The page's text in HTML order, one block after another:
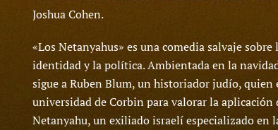
Joshua Cohen.
«Los Netanyahus» es una comedia salvaje
identidad y la política. Ambientada en la
sigue a Ruben Blum, un historiador judío, quien
universidad de Corbin para valorar la aplicación
Netanyahu, un exiliado israelí especializado en